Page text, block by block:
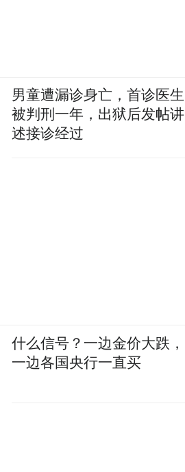
男童遭漏诊身亡，首诊医生
被判刑一年，出狱后发帖讲
述接诊经过
什么信号？一边金价大跌，
一边各国央行一直买